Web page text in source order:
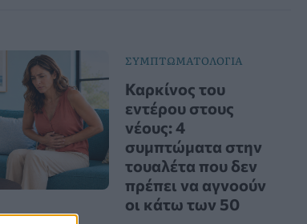
ΣΥΜΠΤΩΜΑΤΟΛΟΓΙΑ
Καρκίνος του
εντέρου στους
νέους: 4
συμπτώματα στην
τουαλέτα που δεν
πρέπει να αγνοούν
οι κάτω των 50